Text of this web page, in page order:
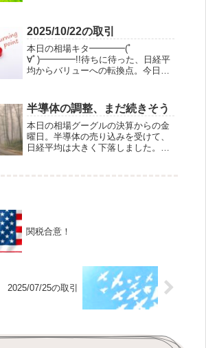
りに押されるも、波に乗り遅れた人
たちの焦りの押し目買いが入り、日
経平均はプラス...
2025/10/22の取引
本日の相場キタ━━━━(ﾟ
∀ﾟ)━━━━!!待ちに待った、日経平
均からバリューへの転換点。今日こ
破しました。半導体がらみや金（キ
ン）が売られ、優待株に買いが入り
ました。この流れ...
半導体の調整、まだ続きそう
本日の相場グーグルの決算からの金
曜日。半導体の売り込みを受けて、
日経平均は大きく下落しました。先
関税合意！
2025/07/25の取引